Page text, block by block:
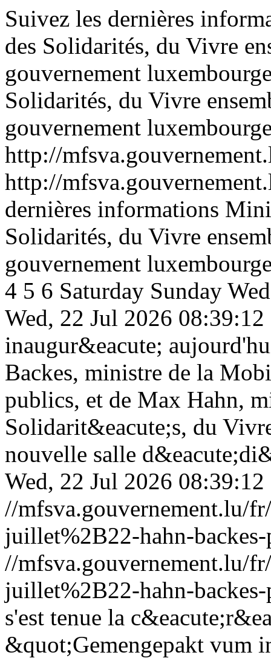
Suivez les dernières
des Solidarités, du Vivre
gouvernement
Solidarités, du Vivre
gouvernement
http://
http://
dernières informations
Solidarités, du Vivre
gouvernement
4 5 6 Saturday Sunday
Wed, 22 Jul 2026
inaugur&eacute;
Backes, ministre de la
publics, et de Max Hahn,
Solidarit&eacute;s, du
nouvelle salle
Wed, 22 Jul 2026
//mfsva.gouvernement.lu/
juillet%2B22-hahn-
//mfsva.gouvernement.lu/
juillet%2B22-hahn-
s'est tenue la
&quot;Gemengepakt vum